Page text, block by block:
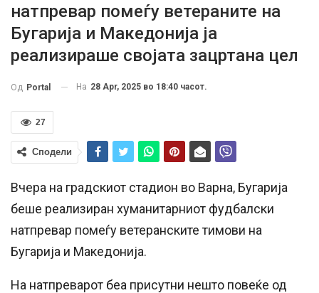
натпревар помеѓу ветераните на
Бугарија и Македонија ја
реализираше својата зацртана цел
Од Portal На 28 Apr, 2025 во 18:40 часот.
27
Сподели
Вчера на градскиот стадион во Варна, Бугарија
беше реализиран хуманитарниот фудбалски
натпревар помеѓу ветеранските тимови на
Бугарија и Македонија.
На натпреварот беа присутни нешто повеќе од